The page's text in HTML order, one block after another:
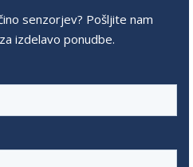
senzorjev? Pošljite nam
izdelavo ponudbe.